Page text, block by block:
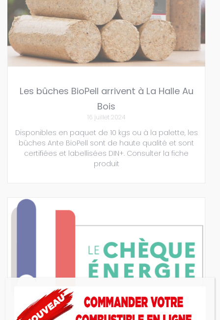
Les bûches BioPell arrivent à La Halle Au
Bois
16 juillet 2024
Disponibles en paquet de 10 kgs ou à la palette, les
bûches Ante BioPell sont de haute qualité et sont
certifiées et labellisées DIN+. Consulter la fiche
produit